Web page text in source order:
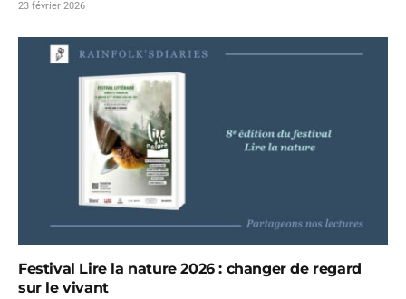
23 février 2026
Festival Lire la nature 2026 : changer de regard
sur le vivant